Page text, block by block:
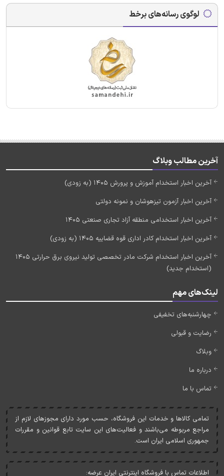
لوگوی رسانه‌های برخط
آخرین مطالب وبلاگ
آخرین اخبار استخدام آموزش و پرورش 1405 (به زودی)
آخرین اخبار آزمون تیزهوشان و نمونه دولتی
آخرین اخبار استخدامی منطقه آزاد تجاری صنعتی 1405
آخرین اخبار استخدام کادر اداری قوه قضاییه 1405 (به زودی)
آخرین اخبار استخدام شرکت مادر تخصصی تولید نیروی برق حرارتی 1405
(استخدام جدید)
لینک‌های مهم
چهارشنبه‌های تخفیفی
رضایت و قبولی
وبلاگ
درباره ما
تماس با ما
تمامی کالاها و خدمات اين فروشگاه، حسب مورد دارای مجوزهای لازم از
مراجع مربوطه می‌باشند و فعاليت‌های اين سايت تابع قوانين و مقررات
جمهوری اسلامی ايران است.
اطلاعات تماس با فروشگاه اینترنتی ایران عرضه: